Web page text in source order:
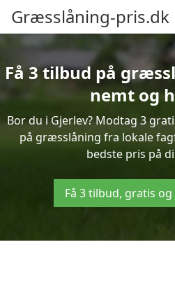
Græsslåning-pris.dk
Få 3 tilbud på
nemt og
Bor du i Gjerlev? Modtag 3
på græsslåning fra lokale
bedste pris på
Få 3 tilbud, gratis